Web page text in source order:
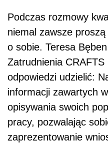
Podczas rozmowy
niemal zawsze proszą
o sobie. Teresa
Zatrudnienia
odpowiedzi udzielić:
informacji zawartych w
opisywania swoich
pracy, pozwalając
zaprezentowanie